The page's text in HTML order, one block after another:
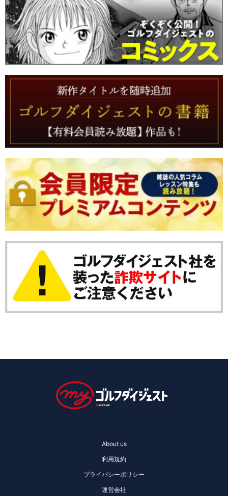
About us
利用規約
プライバシーポリシー
運営会社